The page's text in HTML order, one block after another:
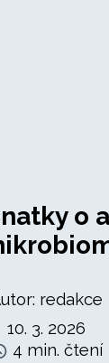
o
redakce
10. 3. 2026
4 min. čtení